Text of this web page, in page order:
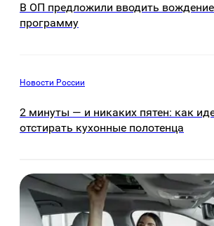
В ОП предложили вводить
программу
Новости России
2 минуты — и никаких пятен: как
отстирать кухонные полотенца